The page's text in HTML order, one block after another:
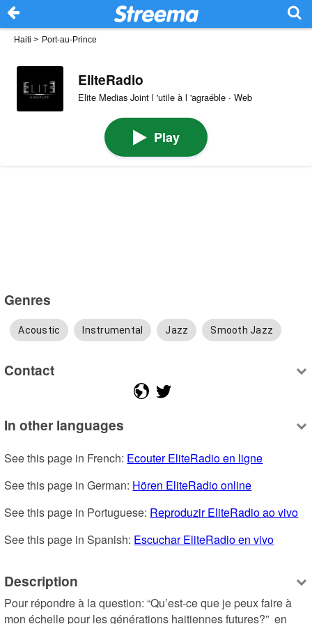
Haiti > Port-au-Prince
EliteRadio
Elite Medias Joint l 'utile à l 'agraéble · Web
Play
Genres
Acoustic Instrumental Jazz Smooth Jazz
Contact
In other languages
See this page in French: Ecouter EliteRadio en ligne
See this page in German: Hören EliteRadio online
See this page in Portuguese: Reproduzir EliteRadio ao vivo
See this page in Spanish: Escuchar EliteRadio en vivo
Description
Pour répondre à la question: “Qu’est-ce que je peux faire à
mon échelle pour les générations haitiennes futures?”  en